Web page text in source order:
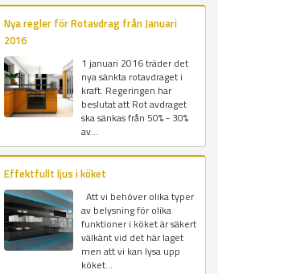
Nya regler för Rotavdrag från Januari
2016
1 januari 2016 träder det
nya sänkta rotavdraget i
kraft. Regeringen har
beslutat att Rot avdraget
ska sänkas från 50% - 30%
av...
Effektfullt ljus i köket
Att vi behöver olika typer
av belysning för olika
funktioner i köket är säkert
välkänt vid det här laget
men att vi kan lysa upp
köket...